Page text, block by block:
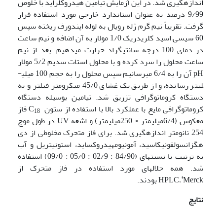
9/99 درصد به عنوان استاندارد خارجی مورد استفاده قرار
گرفت. تقریباً نیم گرم ژله رویال به لوله اپندورف ریخته سپس
60 سی­سی اسید کلریدریک 1/0 مولار به آن اضافه و نیم ساعت
در دمای 100 درجه سانتی­گراد حرارت می­دهیم. بعد از نیم
ساعت محلول را سرد کرده و با محلول استات سدیم 5/2 مولار
pH آن را به 6/4 می­رسانیم سپس محلول را به حجم 100 میلی­
لیتر رسانده، و از طریق یک غشای 45/0 میکرومتر فیلتر و به
دستگاه کروماتوگرافی تزریق شد. تیامین بوسیله دستگاه
کروماتوگرافی مایع با عملکرد بالا با استفاده از ستون C 18 فاز
معکوس (6/4میلی­متر × 250میلی­متر) و اشعه UV در طول موج
254 نانومتر اندازه­گیری شد. برای فاز متحرک مخلوطی از دی
هگزان­سولفونیک­اسید، آمونیوم­هیدروکساید، استونیتریل و آب
به ترتیب با نسبت­های (84/90 : 02/9 : 05/0 : 09/0) استفاده
شد. همه حلال­های مورد استفاده در فاز متحرک از
HPLC،®Merck بودند.
نتایج